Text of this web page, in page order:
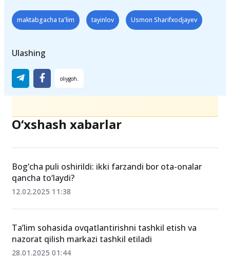
Teglar
maktabgacha ta'lim
Ulashing
O‘xshash xabarlar
qancha to‘laydi?
12.02.2025 11:38